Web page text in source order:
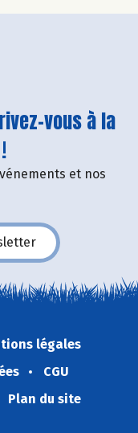
vous à la
et nos
légales
CGU
Plan du site